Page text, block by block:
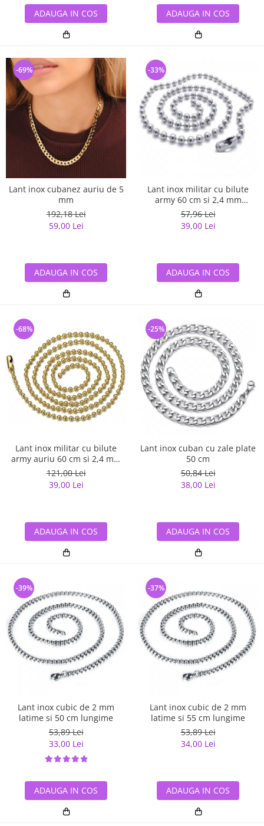
ADAUGA IN COS ADAUGA IN COS
Lant inox cubanez auriu de 5
mm
192,18 Lei
59,00 Lei
-69%
ADAUGA IN COS
Lant inox militar cu bilute
army 60 cm si 2,4 mm
grosime
57,96 Lei
39,00 Lei
-33%
ADAUGA IN COS
Lant inox militar cu bilute
army auriu 60 cm si 2,4 mm
grosime
121,00 Lei
39,00 Lei
-68%
ADAUGA IN COS
Lant inox cuban cu zale plate
50 cm
50,84 Lei
38,00 Lei
-25%
ADAUGA IN COS
Lant inox cubic de 2 mm
latime si 50 cm lungime
53,89 Lei
33,00 Lei
-39%
ADAUGA IN COS
Lant inox cubic de 2 mm
latime si 55 cm lungime
53,89 Lei
34,00 Lei
-37%
ADAUGA IN COS